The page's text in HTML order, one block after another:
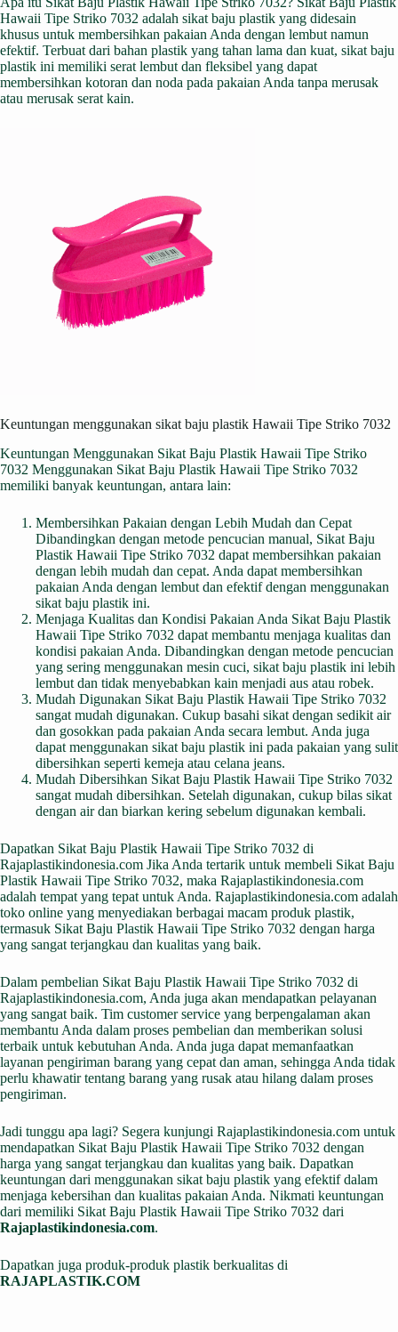
Hawaii Tipe Striko 7032 adalah sikat baju plastik yang didesain
khusus untuk membersihkan pakaian Anda dengan lembut namun
efektif. Terbuat dari bahan plastik yang tahan lama dan kuat, sikat baju
plastik ini memiliki serat lembut dan fleksibel yang dapat
membersihkan kotoran dan noda pada pakaian Anda tanpa merusak
atau merusak serat kain.
Keuntungan menggunakan sikat baju plastik Hawaii Tipe Striko 7032
Keuntungan Menggunakan Sikat Baju Plastik Hawaii Tipe Striko
7032 Menggunakan Sikat Baju Plastik Hawaii Tipe Striko 7032
memiliki banyak keuntungan, antara lain:
Membersihkan Pakaian dengan Lebih Mudah dan Cepat
Dibandingkan dengan metode pencucian manual, Sikat Baju
Plastik Hawaii Tipe Striko 7032 dapat membersihkan pakaian
dengan lebih mudah dan cepat. Anda dapat membersihkan
pakaian Anda dengan lembut dan efektif dengan menggunakan
sikat baju plastik ini.
Menjaga Kualitas dan Kondisi Pakaian Anda Sikat Baju Plastik
Hawaii Tipe Striko 7032 dapat membantu menjaga kualitas dan
kondisi pakaian Anda. Dibandingkan dengan metode pencucian
yang sering menggunakan mesin cuci, sikat baju plastik ini lebih
lembut dan tidak menyebabkan kain menjadi aus atau robek.
Mudah Digunakan Sikat Baju Plastik Hawaii Tipe Striko 7032
sangat mudah digunakan. Cukup basahi sikat dengan sedikit air
dan gosokkan pada pakaian Anda secara lembut. Anda juga
dapat menggunakan sikat baju plastik ini pada pakaian yang sulit
dibersihkan seperti kemeja atau celana jeans.
Mudah Dibersihkan Sikat Baju Plastik Hawaii Tipe Striko 7032
sangat mudah dibersihkan. Setelah digunakan, cukup bilas sikat
dengan air dan biarkan kering sebelum digunakan kembali.
Dapatkan Sikat Baju Plastik Hawaii Tipe Striko 7032 di
Rajaplastikindonesia.com Jika Anda tertarik untuk membeli Sikat Baju
Plastik Hawaii Tipe Striko 7032, maka Rajaplastikindonesia.com
adalah tempat yang tepat untuk Anda. Rajaplastikindonesia.com adalah
toko online yang menyediakan berbagai macam produk plastik,
termasuk Sikat Baju Plastik Hawaii Tipe Striko 7032 dengan harga
yang sangat terjangkau dan kualitas yang baik.
Dalam pembelian Sikat Baju Plastik Hawaii Tipe Striko 7032 di
Rajaplastikindonesia.com, Anda juga akan mendapatkan pelayanan
yang sangat baik. Tim customer service yang berpengalaman akan
membantu Anda dalam proses pembelian dan memberikan solusi
terbaik untuk kebutuhan Anda. Anda juga dapat memanfaatkan
layanan pengiriman barang yang cepat dan aman, sehingga Anda tidak
perlu khawatir tentang barang yang rusak atau hilang dalam proses
pengiriman.
Jadi tunggu apa lagi? Segera kunjungi Rajaplastikindonesia.com untuk
mendapatkan Sikat Baju Plastik Hawaii Tipe Striko 7032 dengan
harga yang sangat terjangkau dan kualitas yang baik. Dapatkan
keuntungan dari menggunakan sikat baju plastik yang efektif dalam
menjaga kebersihan dan kualitas pakaian Anda. Nikmati keuntungan
dari memiliki Sikat Baju Plastik Hawaii Tipe Striko 7032 dari
Rajaplastikindonesia.com.
Dapatkan juga produk-produk plastik berkualitas di
RAJAPLASTIK.COM